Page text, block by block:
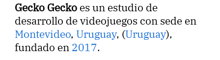
Gecko Gecko es un estudio de
desarrollo de videojuegos con sede en
Montevideo, Uruguay, (Uruguay),
fundado en 2017.